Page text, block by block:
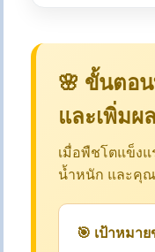
🌸 ขั้นตอน
และเพิ่มผ
เมื่อพืชโตแข็งแ
น้ำหนัก และคุ
🎯 เป้าหมา